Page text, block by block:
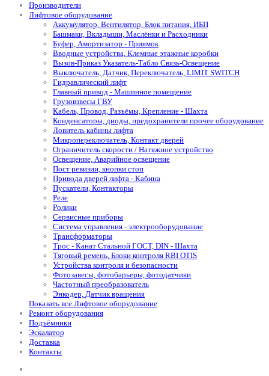
Производители
Лифтовое оборудование
Аккумулятор, Вентилятор, Блок питания, ИБП
Башмаки, Вкладыши, Маслёнки и Расходники
Буфер, Амортизатор - Приямок
Вводные устройства, Клемные этажные коробки
Вызов-Приказ Указатель-Табло Связь-Освещение
Выключатель, Датчик, Переключатель, LIMIT SWITCH
Гидравлический лифт
Главный привод - Машинное помещение
Грузовзвесы ГВУ
Кабель, Провод, Разъёмы, Крепление - Шахта
Конденсаторы, диоды, предохранители прочее оборудование
Ловитель кабины лифта
Микропереключатель, Контакт дверей
Ограничитель скорости / Натяжное устройство
Освещение, Аварийное освещение
Пост ревизии, кнопки стоп
Привода дверей лифта - Кабина
Пускатели, Контакторы
Реле
Ролики
Сервисные приборы
Система управления - электрооборудование
Трансформаторы
Трос - Канат Стальной ГОСТ, DIN - Шахта
Тяговый ремень, Блоки контроля RBI OTIS
Устройства контроля и безопасности
Фотозавесы, фотобарьеры, фотодатчики
Частотный преобразователь
Энкодер, Датчик вращения
Показать все Лифтовое оборудование
Ремонт оборудования
Подъёмники
Эскалатор
Доставка
Контакты